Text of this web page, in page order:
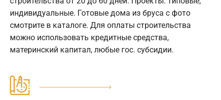
индивидуальные. Готовые дома из бруса с фото
смотрите в каталоге. Для оплаты строительства
можно использовать кредитные средства,
материнский капитал, любые гос. субсидии.